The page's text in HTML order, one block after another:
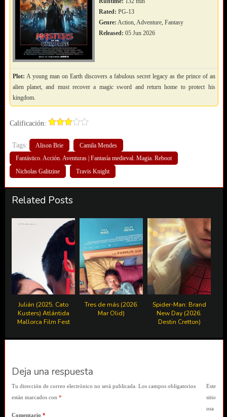
Rated: PG-13
Genre: Action, Adventure, Fantasy
Released: 05 Jun 2026
Plot: A young man on Earth discovers a fabulous secret legacy as the prince of an
alien planet, and must recover a magic sword and return home to protect his
kingdom.
Calificación:
Tags: Alison Brie
Camila Mendes
Fantástico. Acción. Aventuras | Fantasía medieval. Magia. Reboot
Nicholas Galitzine
Travis Knight
Related Posts
Julián (2025. Cato
Kusters) Atlántida
Mallorca Film Fest
Tres de más (2026.
Mar Olid)
Spider-Man: Brand
New Day (2026.
Destin Cretton)
Deja una respuesta
Tu dirección de correo electrónico no será publicada. Los campos obligatorios
están marcados con *
Comentario *
Este
sitio
usa